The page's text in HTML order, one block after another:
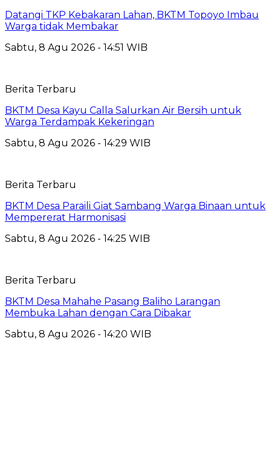
Datangi TKP Kebakaran Lahan, BKTM Topoyo Imbau
Warga tidak Membakar
Sabtu, 8 Agu 2026 - 14:51 WIB
Berita Terbaru
BKTM Desa Kayu Calla Salurkan Air Bersih untuk
Warga Terdampak Kekeringan
Sabtu, 8 Agu 2026 - 14:29 WIB
Berita Terbaru
BKTM Desa Paraili Giat Sambang Warga Binaan untuk
Mempererat Harmonisasi
Sabtu, 8 Agu 2026 - 14:25 WIB
Berita Terbaru
BKTM Desa Mahahe Pasang Baliho Larangan
Membuka Lahan dengan Cara Dibakar
Sabtu, 8 Agu 2026 - 14:20 WIB